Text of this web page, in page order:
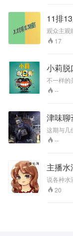
11排
观众主观
17
小莉脱
不一样的
--
津味聊
这期与几
同探讨
--
主播水
说各种水
20